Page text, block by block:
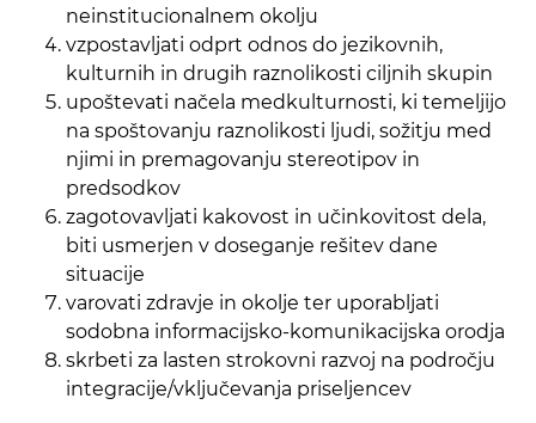
neinstitucionalnem okolju
vzpostavljati odprt odnos do jezikovnih,
kulturnih in drugih raznolikosti ciljnih skupin
upoštevati načela medkulturnosti, ki temeljijo
na spoštovanju raznolikosti ljudi, sožitju med
njimi in premagovanju stereotipov in
predsodkov
zagotovavljati kakovost in učinkovitost dela,
biti usmerjen v doseganje rešitev dane
situacije
varovati zdravje in okolje ter uporabljati
sodobna informacijsko-komunikacijska orodja
skrbeti za lasten strokovni razvoj na področju
integracije/vključevanja priseljencev